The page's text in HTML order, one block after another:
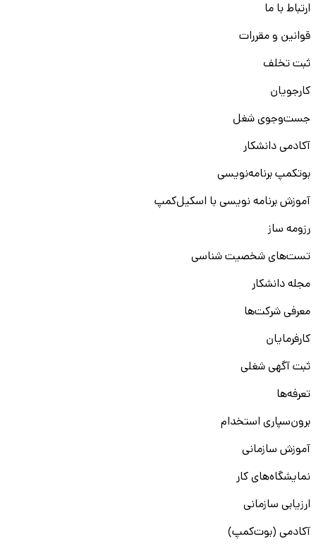
ارتباط با ما
قوانین و مقررات
ثبت تخلف
کارجویان
جست‌و‌جوی شغل
آکادمی دانشکار
بوتکمپ برنامه‌نویسی
آموزش برنامه نویسی با اسکیل‌کمپ
رزومه ساز
تست‌های شخصیت شناسی
مجله دانشکار
معرفی شرکت‌ها
کارفرمایان
ثبت آگهی شغلی
تعرفه‌ها
برون‌سپاری استخدام
آموزش سازمانی
نمایشگاه‌های کار
ارزیابی سازمانی
آکادمی (بوت‌کمپ)